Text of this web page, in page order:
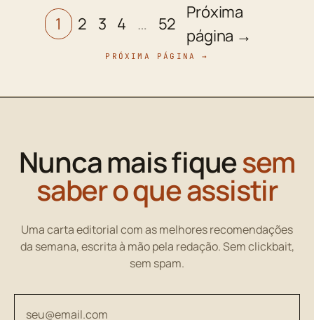
1 2 3 4 … 52
Próxima
página →
PRÓXIMA PÁGINA →
Nunca mais fiquesem
saber o que assistir
Uma carta editorial com as melhores recomendações
da semana, escrita à mão pela redação. Sem clickbait,
sem spam.